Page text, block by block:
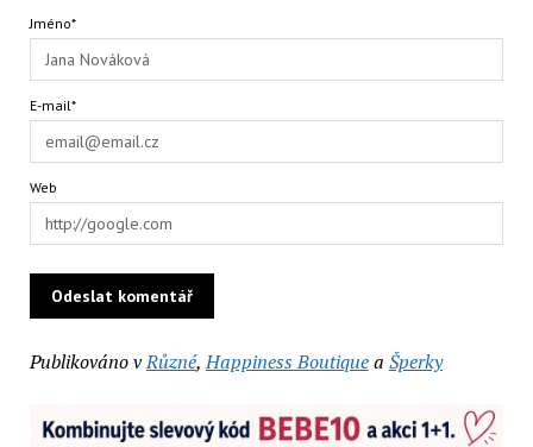
Jméno*
E-mail*
Web
Publikováno vRůzné,Happiness Boutiquea Šperky